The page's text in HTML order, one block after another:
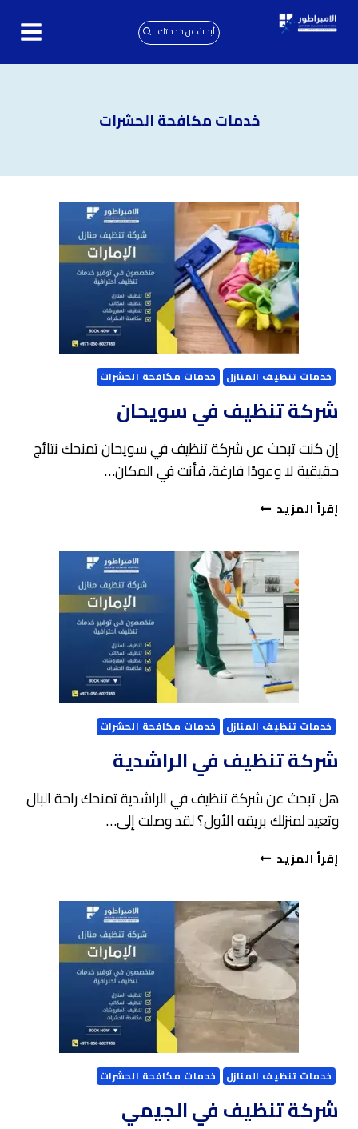
التجاوز
أبحث عن خدمتك ..
خدمات مكافحة الحشرات
خدمات تنظيف المنازل خدمات مكافحة الحشرات
شركة تنظيف في سويحان
إن كنت تبحث عن شركة تنظيف في سويحان تمنحك نتائج
حقيقية لا وعودًا فارغة، فأنت في المكان…
إقرأ المزيدشركة
سويحان
خدمات تنظيف المنازل خدمات مكافحة الحشرات
شركة تنظيف في الراشدية
هل تبحث عن شركة تنظيف في الراشدية تمنحك راحة البال
وتعيد لمنزلك بريقه الأول؟ لقد وصلت إلى…
إقرأ المزيدشركة
الراشدية
خدمات تنظيف المنازل خدمات مكافحة الحشرات
شركة تنظيف في الجيمي